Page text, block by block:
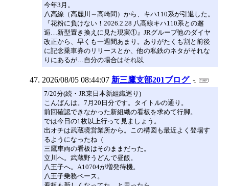
今年3月。
八高線（高麗川～高崎間）から、キハ110系が引退した。
『花粉に負けない！2026.2.28 八高線キハ110系との邂
逅…新型置き換えに見た現実①』JRグループ他のダイヤ
改正から、早くも一週間あまり。ありがたくも割と前後
に記念乗車券のリリースとか、他の私鉄のネタがそれな
りにあるが…自分の場合はそれ以
2026/08/05 08:44:07 新三鷹支部201ブログ
7/20分(続・JR東日本新組織巡り)
こんばんは。7月20日分です。タイトルの通り。
前回確認できなかった新組織の看板を求めて行脚。
では今日の1枚以上行って見ましょう。
出オチは武蔵境営業所から。この構図も最近よく登場す
るようになったね（
三鷹車両の看板はそのままだった。
立川へ。武蔵野うどんで昼飯。
八王子へ。A10704が増発待機。
八王子乗務ベース。